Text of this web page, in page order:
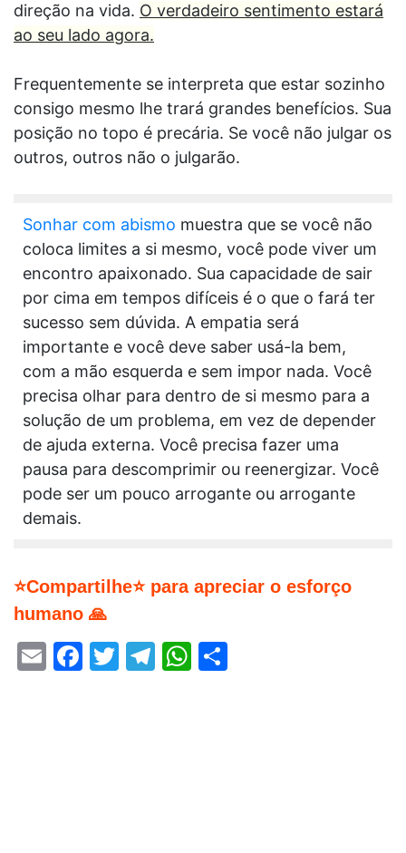
direção na vida. O verdadeiro sentimento estará
ao seu lado agora.
Frequentemente se interpreta que estar sozinho
consigo mesmo lhe trará grandes benefícios. Sua
posição no topo é precária. Se você não julgar os
outros, outros não o julgarão.
Sonhar com abismo muestra que se você não
coloca limites a si mesmo, você pode viver um
encontro apaixonado. Sua capacidade de sair
por cima em tempos difíceis é o que o fará ter
sucesso sem dúvida. A empatia será
importante e você deve saber usá-la bem,
com a mão esquerda e sem impor nada. Você
precisa olhar para dentro de si mesmo para a
solução de um problema, em vez de depender
de ajuda externa. Você precisa fazer uma
pausa para descomprimir ou reenergizar. Você
pode ser um pouco arrogante ou arrogante
demais.
⭐Compartilhe⭐ para apreciar o esforço
humano 🙏
EmailFacebook
Twitter
Telegram
WhatsApp